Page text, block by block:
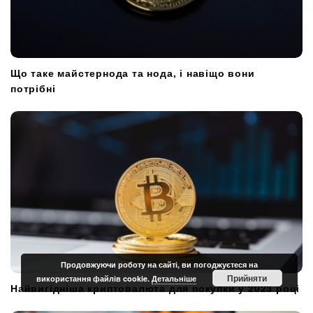
Що таке майстернода та нода, і навіщо вони
потрібні
Найвигідніша криптовалюта для покупки у 2023 році
Продовжуючи роботу на сайті, ви погоджуєтеся на
використання файлів cookie. Детальніше Прийняти